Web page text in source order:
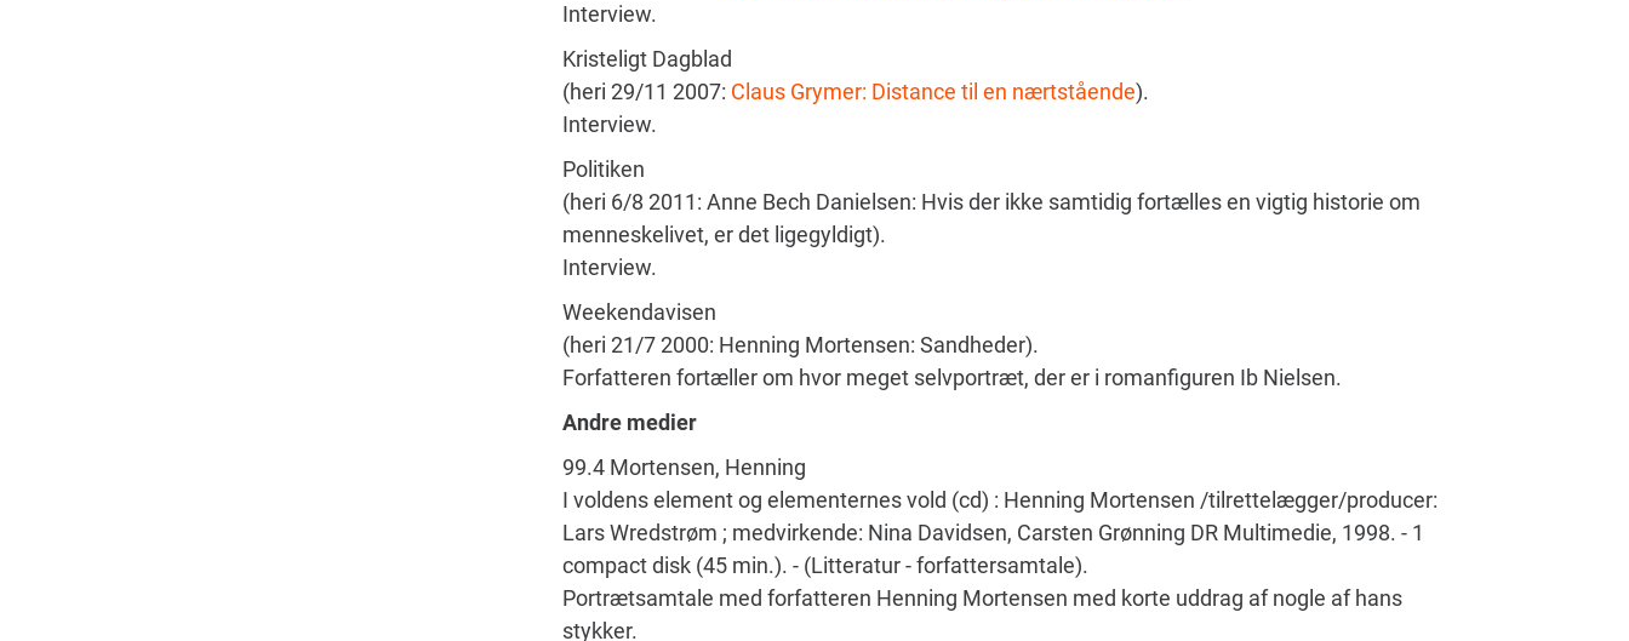
Interview.
Kristeligt Dagblad
(heri 29/11 2007: Claus Grymer: Distance til en nærtstående).
Interview.
Politiken
(heri 6/8 2011: Anne Bech Danielsen: Hvis der ikke samtidig fortælles en vigtig historie om
menneskelivet, er det ligegyldigt).
Interview.
Weekendavisen
(heri 21/7 2000: Henning Mortensen: Sandheder).
Forfatteren fortæller om hvor meget selvportræt, der er i romanfiguren Ib Nielsen.
Andre medier
99.4 Mortensen, Henning
I voldens element og elementernes vold (cd) : Henning Mortensen /tilrettelægger/producer:
Lars Wredstrøm ; medvirkende: Nina Davidsen, Carsten Grønning DR Multimedie, 1998. - 1
compact disk (45 min.). - (Litteratur - forfattersamtale).
Portrætsamtale med forfatteren Henning Mortensen med korte uddrag af nogle af hans
stykker.